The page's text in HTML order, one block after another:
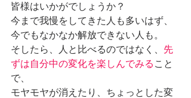
皆様はいかがでしょうか？
今まで我慢をしてきた人も多いはず、
今でもなかなか解放できない人も。
そしたら、人と比べるのではなく、 先
ずは自分中の変化を楽しんでみる こと
で、
モヤモヤが消えたり、ちょっとした変